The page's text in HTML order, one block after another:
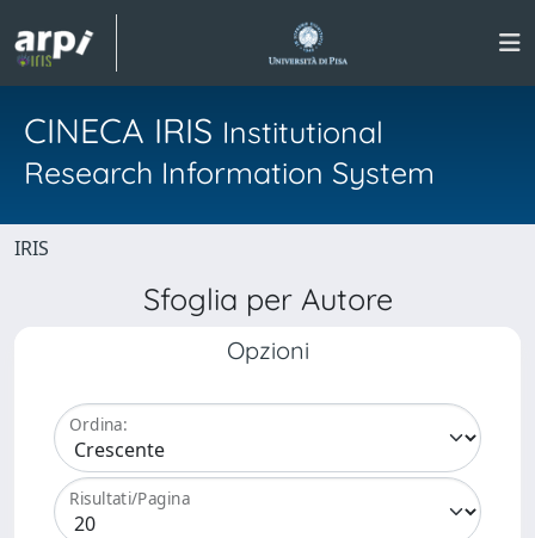
CINECA IRIS Institutional
Research Information System
IRIS
Sfoglia per Autore
Opzioni
Ordina:
Risultati/Pagina